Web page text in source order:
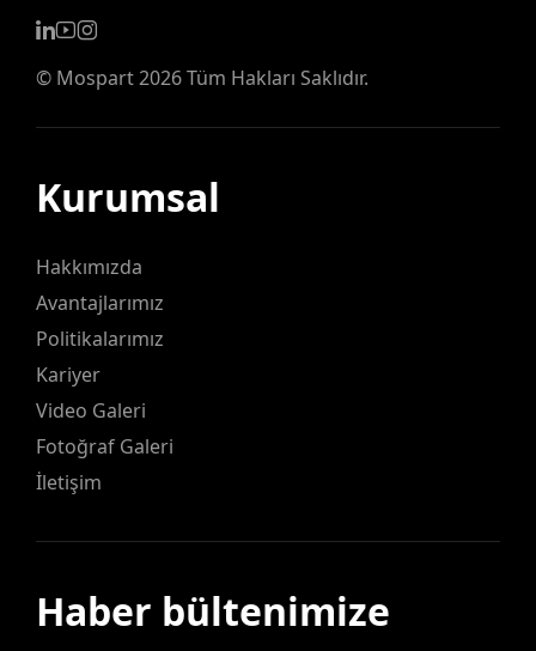
© Mospart2026 Tüm Hakları Saklıdır.
Kurumsal
Hakkımızda
Avantajlarımız
Politikalarımız
Kariyer
Video Galeri
Fotoğraf Galeri
İletişim
Haber bültenimize